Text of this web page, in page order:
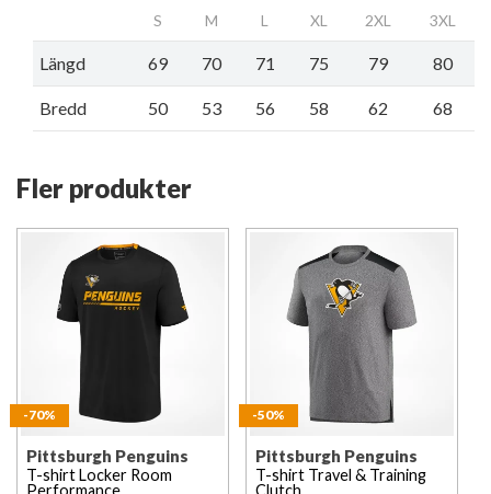
S M L XL 2XL 3XL
Längd 69 70 71 75 79 80
Bredd 50 53 56 58 62 68
Fler produkter
-70%
Pittsburgh Penguins
T-shirt Locker Room
-50%
Pittsburgh Penguins
T-shirt Travel & Training